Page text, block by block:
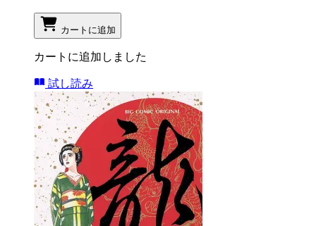
カートに追加
カートに追加しました
試し読み